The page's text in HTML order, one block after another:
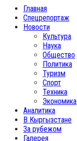
Главная
Спецрепортаж
Новости
Культура
Наука
Общество
Политика
Туризм
Спорт
Техника
Экономика
Аналитика
В Кыргызстане
За рубежом
Галерея